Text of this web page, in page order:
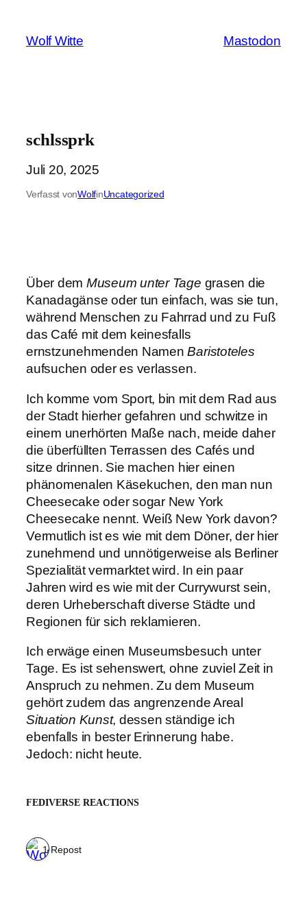
springen
Wolf Witte Mastodon
schlssprk
Juli 20, 2025
Verfasst vonWolfinUncategorized
Über dem Museum unter Tage grasen die
Kanadagänse oder tun einfach, was sie tun,
während Menschen zu Fahrrad und zu Fuß
das Café mit dem keinesfalls
ernstzunehmenden NamenBaristoteles
aufsuchen oder es verlassen.
Ich komme vom Sport, bin mit dem Rad aus
der Stadt hierher gefahren und schwitze in
einem unerhörten Maße nach, meide daher
die überfüllten Terrassen des Cafés und
sitze drinnen. Sie machen hier einen
phänomenalen Käsekuchen, den man nun
Cheesecake oder sogar New York
Cheesecake nennt. Weiß New York davon?
Vermutlich ist es wie mit dem Döner, der hier
zunehmend und unnötigerweise als Berliner
Spezialität vermarktet wird. In ein paar
Jahren wird es wie mit der Currywurst sein,
deren Urheberschaft diverse Städte und
Regionen für sich reklamieren.
Ich erwäge einen Museumsbesuch unter
Tage. Es ist sehenswert, ohne zuviel Zeit in
Anspruch zu nehmen. Zu dem Museum
gehört zudem das angrenzende Areal
Situation Kunst, dessen ständige ich
ebenfalls in bester Erinnerung habe.
Jedoch: nicht heute.
FEDIVERSE REACTIONS
1 Repost